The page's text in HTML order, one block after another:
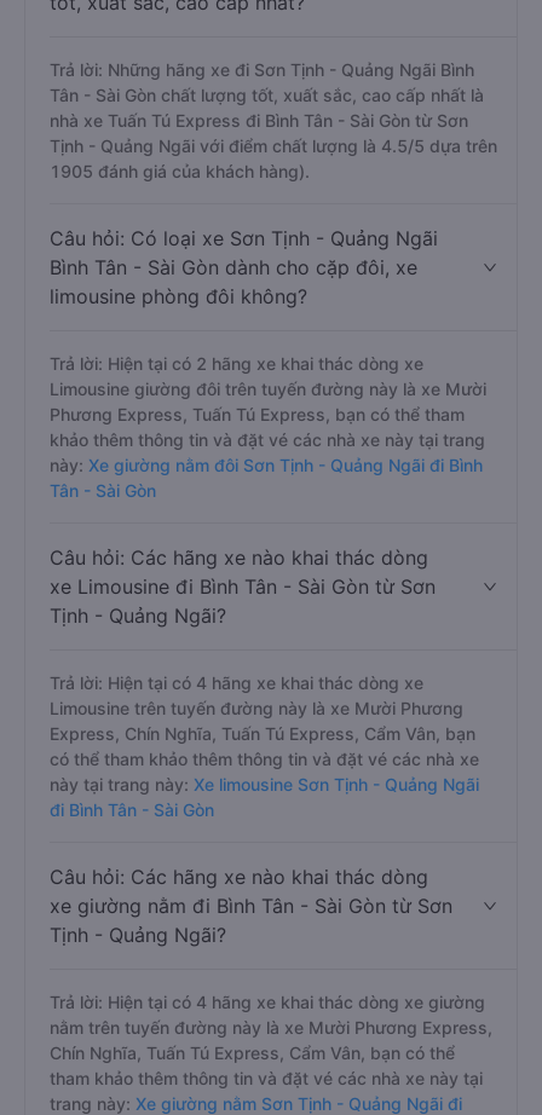
Trả lời: Những hãng xe đi Sơn Tịnh - Quảng Ngãi Bình
Tân - Sài Gòn chất lượng tốt, xuất sắc, cao cấp nhất là
nhà xe Tuấn Tú Express đi Bình Tân - Sài Gòn từ Sơn
Tịnh - Quảng Ngãi với điểm chất lượng là 4.5/5 dựa trên
1905 đánh giá của khách hàng).
Câu hỏi: Có loại xe Sơn Tịnh - Quảng Ngãi
Bình Tân - Sài Gòn dành cho cặp đôi, xe
limousine phòng đôi không?
Trả lời: Hiện tại có 2 hãng xe khai thác dòng xe
Limousine giường đôi trên tuyến đường này là xe Mười
Phương Express, Tuấn Tú Express, bạn có thể tham
khảo thêm thông tin và đặt vé các nhà xe này tại trang
này: Xe giường nằm đôi Sơn Tịnh - Quảng Ngãi đi Bình
Tân - Sài Gòn
Câu hỏi: Các hãng xe nào khai thác dòng
xe Limousine đi Bình Tân - Sài Gòn từ Sơn
Tịnh - Quảng Ngãi?
Trả lời: Hiện tại có 4 hãng xe khai thác dòng xe
Limousine trên tuyến đường này là xe Mười Phương
Express, Chín Nghĩa, Tuấn Tú Express, Cẩm Vân, bạn
có thể tham khảo thêm thông tin và đặt vé các nhà xe
này tại trang này: Xe limousine Sơn Tịnh - Quảng Ngãi
đi Bình Tân - Sài Gòn
Câu hỏi: Các hãng xe nào khai thác dòng
xe giường nằm đi Bình Tân - Sài Gòn từ Sơn
Tịnh - Quảng Ngãi?
Trả lời: Hiện tại có 4 hãng xe khai thác dòng xe giường
nằm trên tuyến đường này là xe Mười Phương Express,
Chín Nghĩa, Tuấn Tú Express, Cẩm Vân, bạn có thể
tham khảo thêm thông tin và đặt vé các nhà xe này tại
trang này: Xe giường nằm Sơn Tịnh - Quảng Ngãi đi